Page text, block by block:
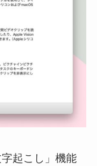
起こし」機能